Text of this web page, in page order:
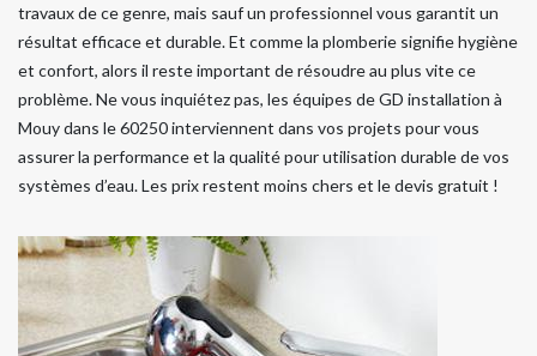
travaux de ce genre, mais sauf un professionnel vous garantit un
résultat efficace et durable. Et comme la plomberie signifie hygiène
et confort, alors il reste important de résoudre au plus vite ce
problème. Ne vous inquiétez pas, les équipes de GD installation à
Mouy dans le 60250 interviennent dans vos projets pour vous
assurer la performance et la qualité pour utilisation durable de vos
systèmes d’eau. Les prix restent moins chers et le devis gratuit !